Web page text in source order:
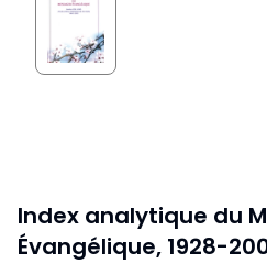
Index analytique du
Évangélique, 1928-